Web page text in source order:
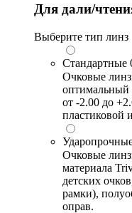
Для дали/
Выберите тип линз
Стандартные
Очковые
оптимальный
от -2.00 до
пластиковой
Очковые
материала
детских
рамки),
оправ.